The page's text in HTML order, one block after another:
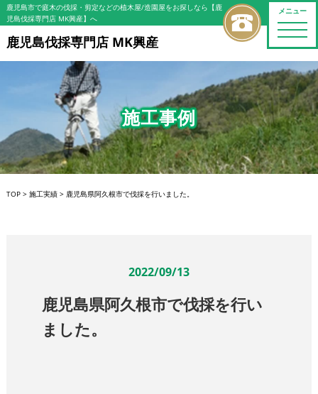
メニュー
toggle
鹿児島市で庭木の伐採・剪定などの植木屋/造園屋をお探しなら【鹿
児島伐採専門店 MK興産】へ
鹿児島伐採専門店 MK興産
施工事例
TOP> 施工実績> 鹿児島県阿久根市で伐採を行いました。
2022/09/13
鹿児島県阿久根市で伐採を行い
ました。